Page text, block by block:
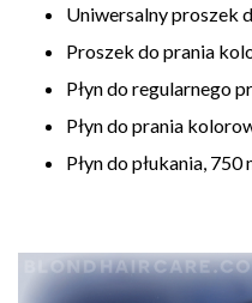
Uniwersalny proszek
Proszek do prania
Płyn do regularnego
Płyn do prania
Płyn do płukania, 750